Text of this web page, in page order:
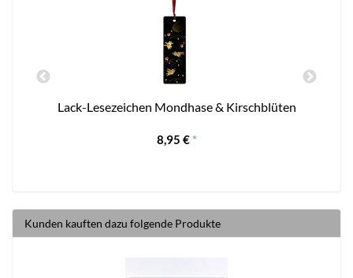
Lack-Lesezeichen Mondhase & Kirschblüten
8,95 € *
Kunden kauften dazu folgende Produkte